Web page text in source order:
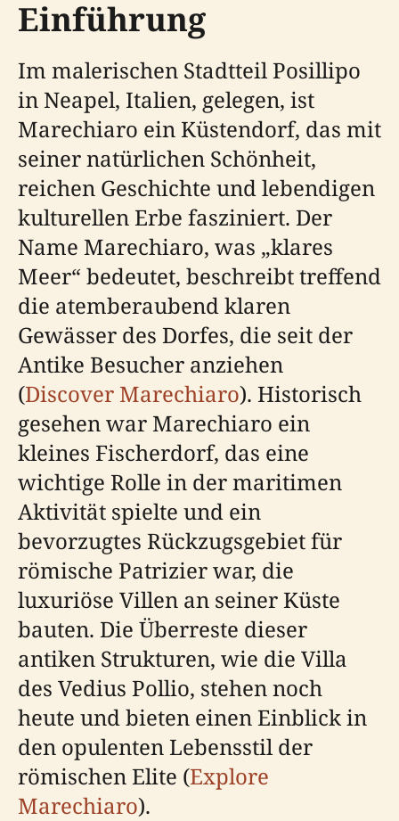
Einführung
Im malerischen Stadtteil Posillipo
in Neapel, Italien, gelegen, ist
Marechiaro ein Küstendorf, das mit
seiner natürlichen Schönheit,
reichen Geschichte und lebendigen
kulturellen Erbe fasziniert. Der
Name Marechiaro, was „klares
Meer“ bedeutet, beschreibt treffend
die atemberaubend klaren
Gewässer des Dorfes, die seit der
Antike Besucher anziehen
(Discover Marechiaro). Historisch
gesehen war Marechiaro ein
kleines Fischerdorf, das eine
wichtige Rolle in der maritimen
Aktivität spielte und ein
bevorzugtes Rückzugsgebiet für
römische Patrizier war, die
luxuriöse Villen an seiner Küste
bauten. Die Überreste dieser
antiken Strukturen, wie die Villa
des Vedius Pollio, stehen noch
heute und bieten einen Einblick in
den opulenten Lebensstil der
römischen Elite (Explore
Marechiaro).